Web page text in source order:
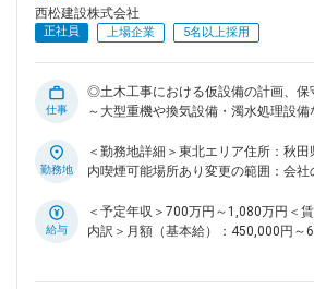
エリアについて（一例）： 大分・熊本
連工事などがございます。選考の中で
事の設備職として活躍したい方で、
える方は活躍の機会がございます。
あう温かい社風です。自身の技術力と
持つ社員が多いです。 ■働き方： ・土日祝休みです。仮に実
際に休日出勤があった場合は振替休日
可能。月3回の帰省手当など、単身赴
用意されております。 ・基本的に出張
西松建設株式会社
正社員 上場企業 5名以上採用
仕事
◎土木工事における仮設備の計画、保
～大型重機や換気設備・濁水処理設備
休 ■募集背景： 当社は「西松-Vision2030」で掲げる「あたり
まえに安心でき、活力がわく地域やコ
ております。その実現には、多様な人
盤を強化していくことが不可欠です。
勤務地
＜勤務地詳細＞東北エリア住所：秋
内喫煙可能場所あり変更の範囲：会社
給与
＜予定年収＞700万円～1,080万円＜
内訳＞月額（基本給）：450,000円～